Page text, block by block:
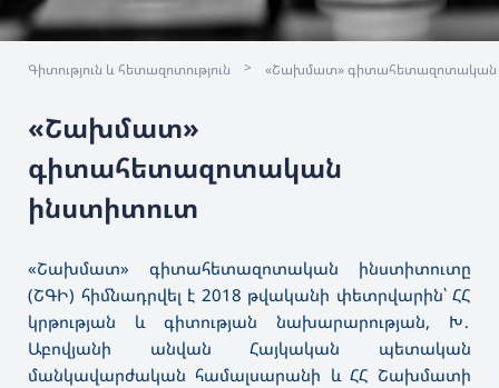
Գիտություն և հետազոտություն > «Շախմատ» գիտահետազոտական
«Շախմատ»
գիտահետազոտական
ինստիտուտ
«Շախմատ» գիտահետազոտական ինստիտուտը
(ՇԳԻ) հիմնադրվել է 2018 թվականի փետրվարին՝ ՀՀ
կրթության և գիտության նախարարության, Խ․
Աբովյանի անվան Հայկական պետական
մանկավարժական համալսարանի և ՀՀ Շախմատի